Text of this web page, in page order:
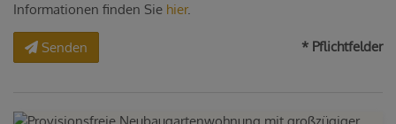
Informationen finden Sie hier.
Senden * Pflichtfelder